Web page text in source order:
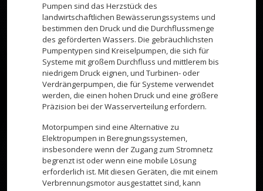
Pumpen sind das Herzstück des
landwirtschaftlichen Bewässerungssystems und
bestimmen den Druck und die Durchflussmenge
des geförderten Wassers. Die gebräuchlichsten
Pumpentypen sind Kreiselpumpen, die sich für
Systeme mit großem Durchfluss und mittlerem bis
niedrigem Druck eignen, und Turbinen- oder
Verdrängerpumpen, die für Systeme verwendet
werden, die einen hohen Druck und eine größere
Präzision bei der Wasserverteilung erfordern.
Motorpumpen sind eine Alternative zu
Elektropumpen in Beregnungssystemen,
insbesondere wenn der Zugang zum Stromnetz
begrenzt ist oder wenn eine mobile Lösung
erforderlich ist. Mit diesen Geräten, die mit einem
Verbrennungsmotor ausgestattet sind, kann